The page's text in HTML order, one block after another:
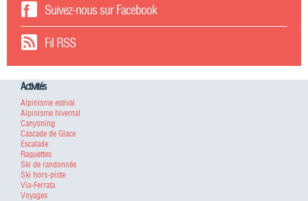
Suivez-nous sur Facebook
Fil RSS
Activités
Alpinisme estival
Alpinisme hivernal
Canyoning
Cascade de Glace
Escalade
Raquettes
Ski de randonnée
Ski hors-piste
Via-Ferrata
Voyages